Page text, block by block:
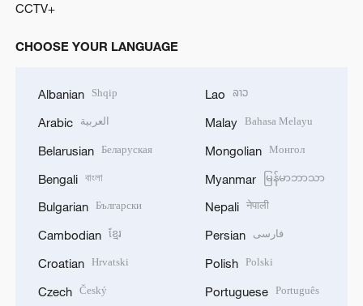
CCTV+
CHOOSE YOUR LANGUAGE
Albanian Shqip
Arabic العربية
Belarusian Беларуская
Bengali বাংলা
Bulgarian Български
Cambodian ខ្មែរ
Croatian Hrvatski
Czech Český
Lao ລາວ
Malay Bahasa Melayu
Mongolian Монгол
Myanmar မြန်မာဘာသာ
Nepali नेपाली
Persian فارسی
Polish Polski
Portuguese Português